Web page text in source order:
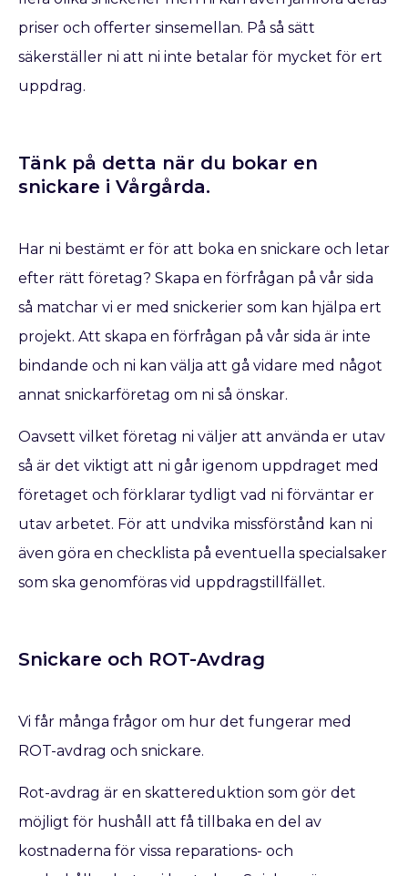
priser och offerter sinsemellan. På så sätt
säkerställer ni att ni inte betalar för mycket för ert
uppdrag.
Tänk på detta när du bokar en
snickare​ i Vårgårda.
Har ni bestämt er för att boka en snickare och letar
efter rätt företag? Skapa en förfrågan på vår sida
så matchar vi er med snickerier som kan hjälpa ert
projekt. Att skapa en förfrågan på vår sida är inte
bindande och ni kan välja att gå vidare med något
annat snickarföretag om ni så önskar.
Oavsett vilket företag ni väljer att använda er utav
så är det viktigt att ni går igenom uppdraget med
företaget och förklarar tydligt vad ni förväntar er
utav arbetet. För att undvika missförstånd kan ni
även göra en checklista på eventuella specialsaker
som ska genomföras vid uppdragstillfället.
Snickare och ROT-Avdrag
Vi får många frågor om hur det fungerar med
ROT-avdrag och snickare.
Rot-avdrag är en skattereduktion som gör det
möjligt för hushåll att få tillbaka en del av
kostnaderna för vissa reparations- och